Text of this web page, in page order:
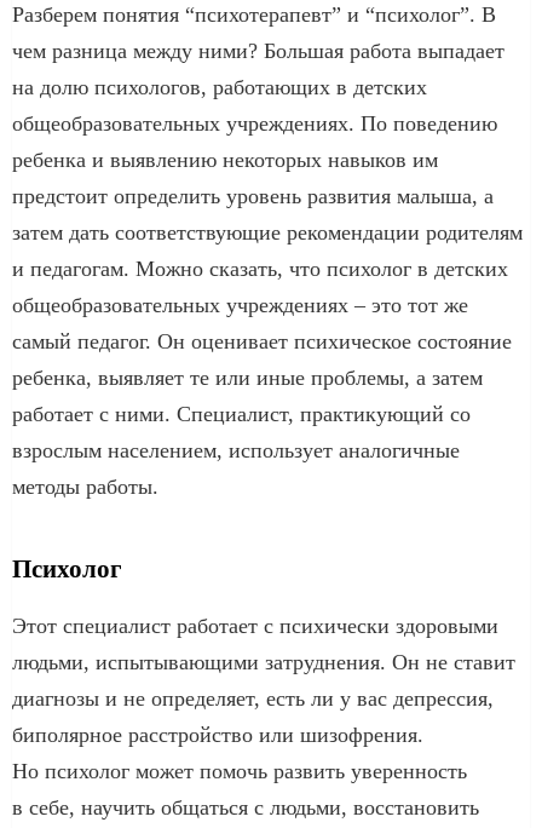
Разберем понятия “психотерапевт” и “психолог”. В
чем разница между ними? Большая работа выпадает
на долю психологов, работающих в детских
общеобразовательных учреждениях. По поведению
ребенка и выявлению некоторых навыков им
предстоит определить уровень развития малыша, а
затем дать соответствующие рекомендации родителям
и педагогам. Можно сказать, что психолог в детских
общеобразовательных учреждениях – это тот же
самый педагог. Он оценивает психическое состояние
ребенка, выявляет те или иные проблемы, а затем
работает с ними. Специалист, практикующий со
взрослым населением, использует аналогичные
методы работы.
Психолог
Этот специалист работает с психически здоровыми
людьми, испытывающими затруднения. Он не ставит
диагнозы и не определяет, есть ли у вас депрессия,
биполярное расстройство или шизофрения.
Но психолог может помочь развить уверенность
в себе, научить общаться с людьми, восстановить